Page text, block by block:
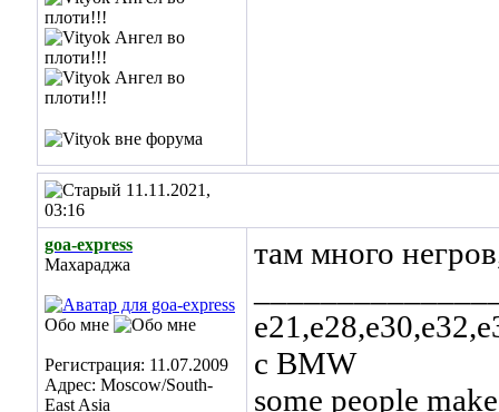
11.11.2021,
03:16
goa-express
Махараджа
Обо мне
Регистрация: 11.07.2009
Адрес: Moscow/South-
East Asia
там много
с BMW
some people